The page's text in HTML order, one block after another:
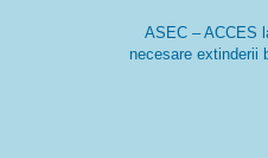
ASEC – ACCES
necesare extinderii